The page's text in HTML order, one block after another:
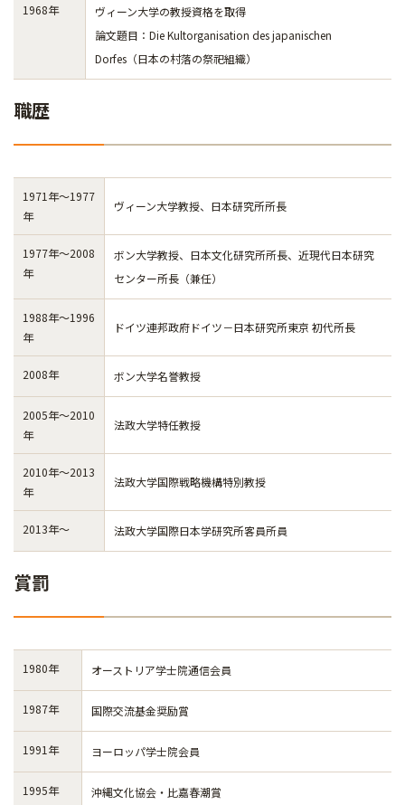
1968年
ヴィーン大学の教授資格を取得
論文題目：Die Kultorganisation des japanischen
Dorfes（日本の村落の祭祀組織）
職歴
1971年～1977
年
ヴィーン大学教授、日本研究所所長
1977年～2008
年
ボン大学教授、日本文化研究所所長、近現代日本研究
センター所長（兼任）
1988年～1996
年
ドイツ連邦政府ドイツ－日本研究所東京 初代所長
2008年 ボン大学名誉教授
2005年～2010
年
法政大学特任教授
2010年～2013
年
法政大学国際戦略機構特別教授
2013年～ 法政大学国際日本学研究所客員所員
賞罰
1980年 オーストリア学士院通信会員
1987年 国際交流基金奨励賞
1991年 ヨーロッパ学士院会員
1995年 沖縄文化協会・比嘉春潮賞